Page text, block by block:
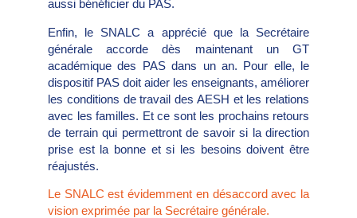
aussi bénéficier du PAS.
Enfin, le SNALC a apprécié que la Secrétaire
générale accorde dès maintenant un GT
académique des PAS dans un an. Pour elle, le
dispositif PAS doit aider les enseignants, améliorer
les conditions de travail des AESH et les relations
avec les familles. Et ce sont les prochains retours
de terrain qui permettront de savoir si la direction
prise est la bonne et si les besoins doivent être
réajustés.
Le SNALC est évidemment en désaccord avec la
vision exprimée par la Secrétaire générale.